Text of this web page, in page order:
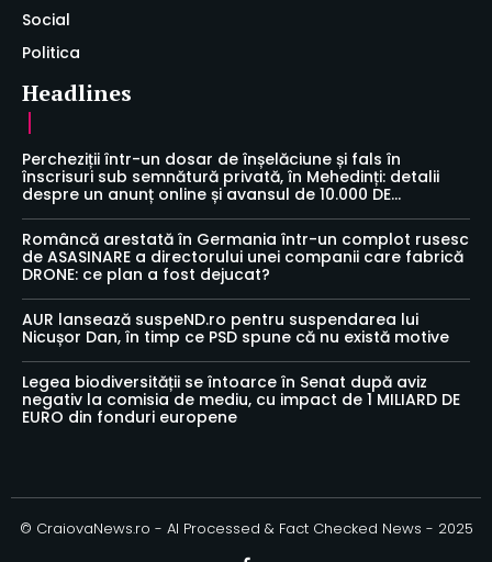
Social
Politica
Headlines
Percheziții într-un dosar de înșelăciune și fals în
înscrisuri sub semnătură privată, în Mehedinți: detalii
despre un anunț online și avansul de 10.000 DE...
Româncă arestată în Germania într-un complot rusesc
de ASASINARE a directorului unei companii care fabrică
DRONE: ce plan a fost dejucat?
AUR lansează suspeND.ro pentru suspendarea lui
Nicușor Dan, în timp ce PSD spune că nu există motive
Legea biodiversității se întoarce în Senat după aviz
negativ la comisia de mediu, cu impact de 1 MILIARD DE
EURO din fonduri europene
© CraiovaNews.ro - AI Processed & Fact Checked News - 2025